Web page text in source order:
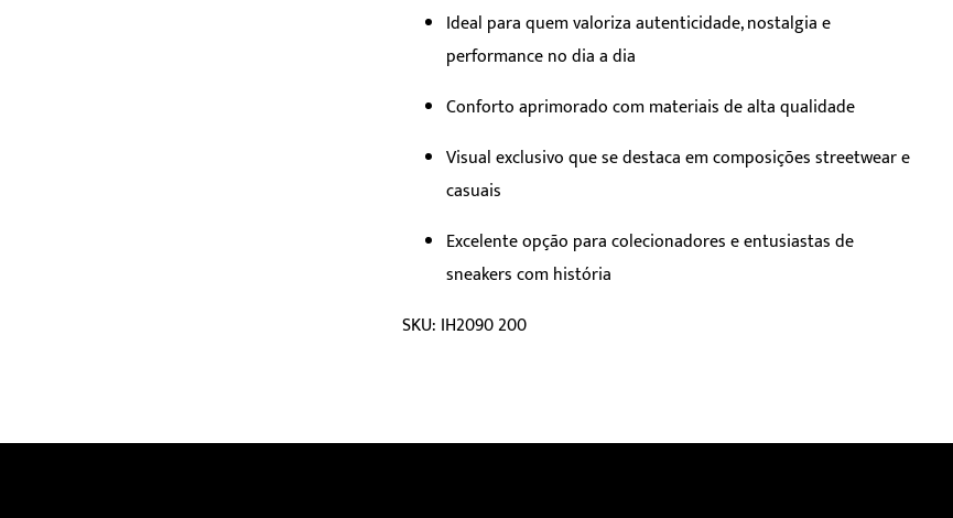
Ideal para quem valoriza autenticidade, nostalgia e
performance no dia a dia
Conforto aprimorado com materiais de alta qualidade
Visual exclusivo que se destaca em composições streetwear e
casuais
Excelente opção para colecionadores e entusiastas de
sneakers com história
SKU: IH2090 200